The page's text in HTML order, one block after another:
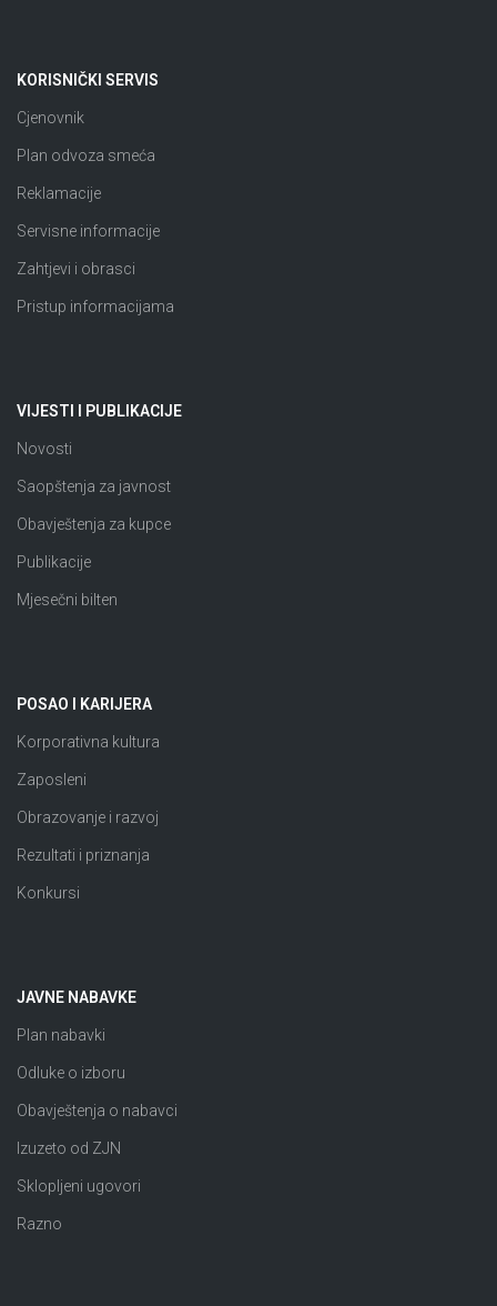
KORISNIČKI SERVIS
Cjenovnik
Plan odvoza smeća
Reklamacije
Servisne informacije
Zahtjevi i obrasci
Pristup informacijama
VIJESTI I PUBLIKACIJE
Novosti
Saopštenja za javnost
Obavještenja za kupce
Publikacije
Mjesečni bilten
POSAO I KARIJERA
Korporativna kultura
Zaposleni
Obrazovanje i razvoj
Rezultati i priznanja
Konkursi
JAVNE NABAVKE
Plan nabavki
Odluke o izboru
Obavještenja o nabavci
Izuzeto od ZJN
Sklopljeni ugovori
Razno